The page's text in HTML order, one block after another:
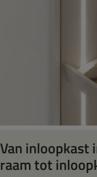
Van inloopkast
raam tot